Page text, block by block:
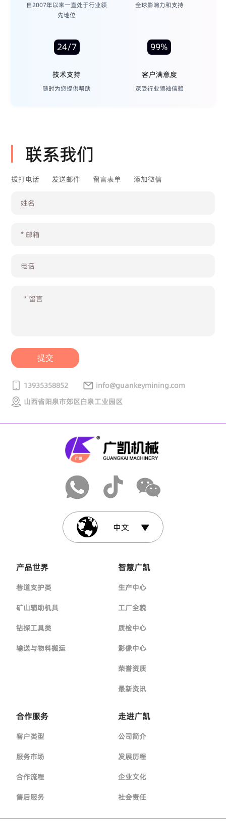
自2007年以来一直处于行业领
先地位
全球影响力和支持
24/7
技术支持
随时为您提供帮助
99%
客户满意度
深受行业领袖信赖
联系我们
拨打电话 发送邮件 留言表单 添加微信
提交
13935358852
info@guankeymining.com
山西省阳泉市郊区白泉工业园区
中文
产品世界
巷道支护类
矿山辅助机具
钻探工具类
输送与物料搬运
智慧广凯
生产中心
工厂全貌
质检中心
影像中心
荣誉资质
最新资讯
合作服务
客户类型
服务市场
合作流程
售后服务
走进广凯
公司简介
发展历程
企业文化
社会责任